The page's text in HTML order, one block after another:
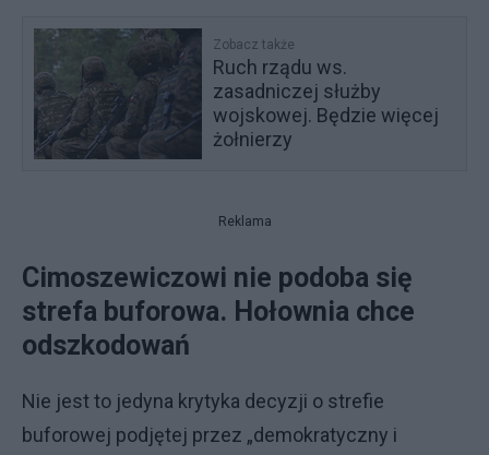
Zobacz także
Ruch rządu ws.
zasadniczej służby
wojskowej. Będzie więcej
żołnierzy
Reklama
Cimoszewiczowi nie podoba się
strefa buforowa. Hołownia chce
odszkodowań
Nie jest to jedyna krytyka decyzji o strefie
buforowej podjętej przez „demokratyczny i